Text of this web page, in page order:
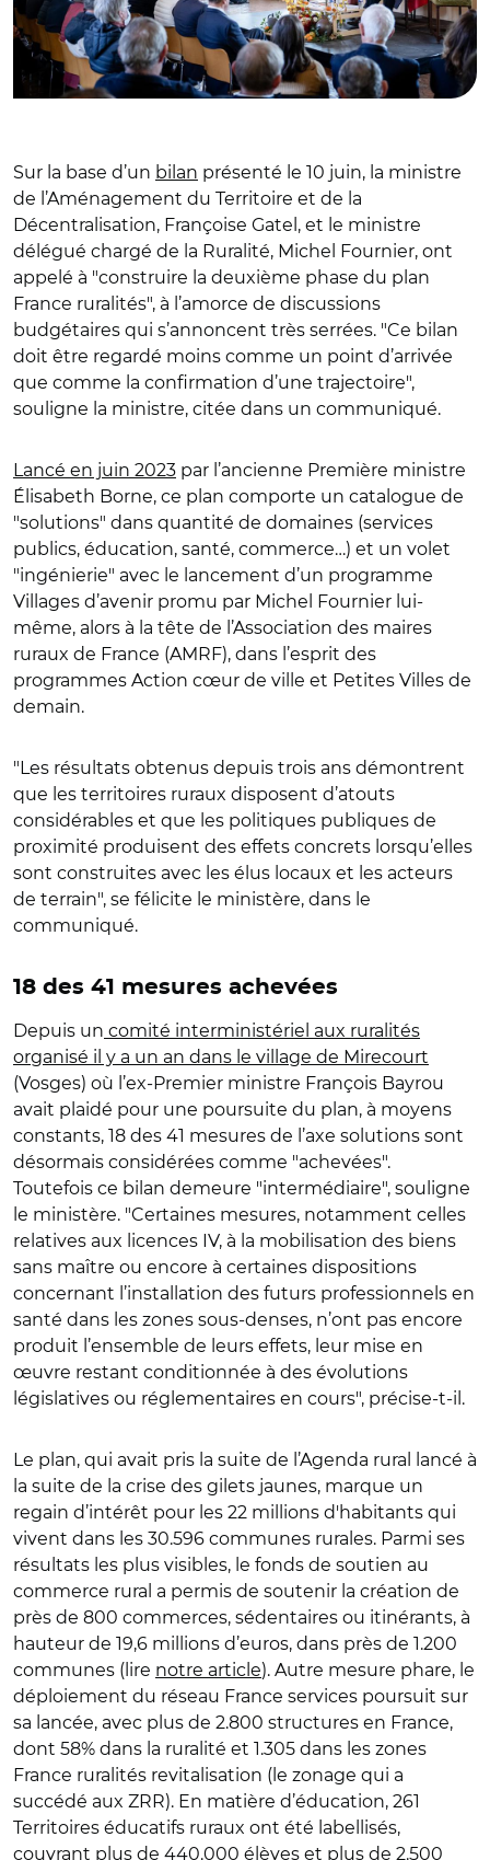
Sur la base d’un bilan présenté le 10 juin, la ministre
de l’Aménagement du Territoire et de la
Décentralisation, Françoise Gatel, et le ministre
délégué chargé de la Ruralité, Michel Fournier, ont
appelé à "construire la deuxième phase du plan
France ruralités", à l’amorce de discussions
budgétaires qui s’annoncent très serrées. "Ce bilan
doit être regardé moins comme un point d’arrivée
que comme la confirmation d’une trajectoire",
souligne la ministre, citée dans un communiqué.
Lancé en juin 2023 par l’ancienne Première ministre
Élisabeth Borne, ce plan comporte un catalogue de
"solutions" dans quantité de domaines (services
publics, éducation, santé, commerce…) et un volet
"ingénierie" avec le lancement d’un programme
Villages d’avenir promu par Michel Fournier lui-
même, alors à la tête de l’Association des maires
ruraux de France (AMRF), dans l’esprit des
programmes Action cœur de ville et Petites Villes de
demain.
"Les résultats obtenus depuis trois ans démontrent
que les territoires ruraux disposent d’atouts
considérables et que les politiques publiques de
proximité produisent des effets concrets lorsqu’elles
sont construites avec les élus locaux et les acteurs
de terrain", se félicite le ministère, dans le
communiqué.
18 des 41 mesures achevées
Depuis un comité interministériel aux ruralités
organisé il y a un an dans le village de Mirecourt
(Vosges) où l’ex-Premier ministre François Bayrou
avait plaidé pour une poursuite du plan, à moyens
constants, 18 des 41 mesures de l’axe solutions sont
désormais considérées comme "achevées".
Toutefois ce bilan demeure "intermédiaire", souligne
le ministère. "Certaines mesures, notamment celles
relatives aux licences IV, à la mobilisation des biens
sans maître ou encore à certaines dispositions
concernant l’installation des futurs professionnels en
santé dans les zones sous-denses, n’ont pas encore
produit l’ensemble de leurs effets, leur mise en
œuvre restant conditionnée à des évolutions
législatives ou réglementaires en cours", précise-t-il.
Le plan, qui avait pris la suite de l’Agenda rural lancé à
la suite de la crise des gilets jaunes, marque un
regain d’intérêt pour les 22 millions d'habitants qui
vivent dans les 30.596 communes rurales. Parmi ses
résultats les plus visibles, le fonds de soutien au
commerce rural a permis de soutenir la création de
près de 800 commerces, sédentaires ou itinérants, à
hauteur de 19,6 millions d’euros, dans près de 1.200
communes (lire notre article). Autre mesure phare, le
déploiement du réseau France services poursuit sur
sa lancée, avec plus de 2.800 structures en France,
dont 58% dans la ruralité et 1.305 dans les zones
France ruralités revitalisation (le zonage qui a
succédé aux ZRR). En matière d’éducation, 261
Territoires éducatifs ruraux ont été labellisés,
couvrant plus de 440.000 élèves et plus de 2.500